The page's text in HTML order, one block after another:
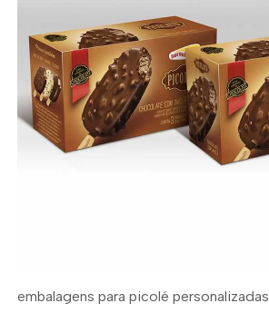
embalagens para picolé personalizadas